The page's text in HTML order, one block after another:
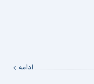
ادامه